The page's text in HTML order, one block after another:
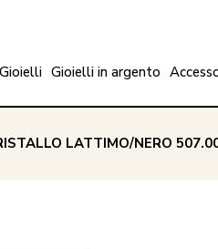
Gioielli Gioielli in argento
LATTIMO/NERO